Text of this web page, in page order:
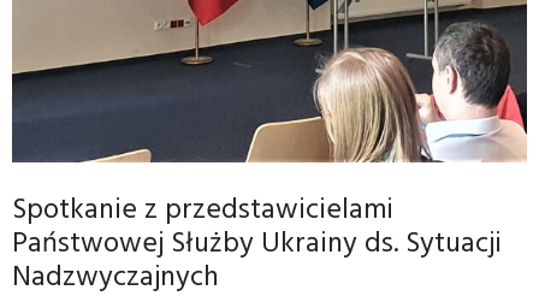
Spotkanie z przedstawicielami
Państwowej Służby Ukrainy ds. Sytuacji
Nadzwyczajnych